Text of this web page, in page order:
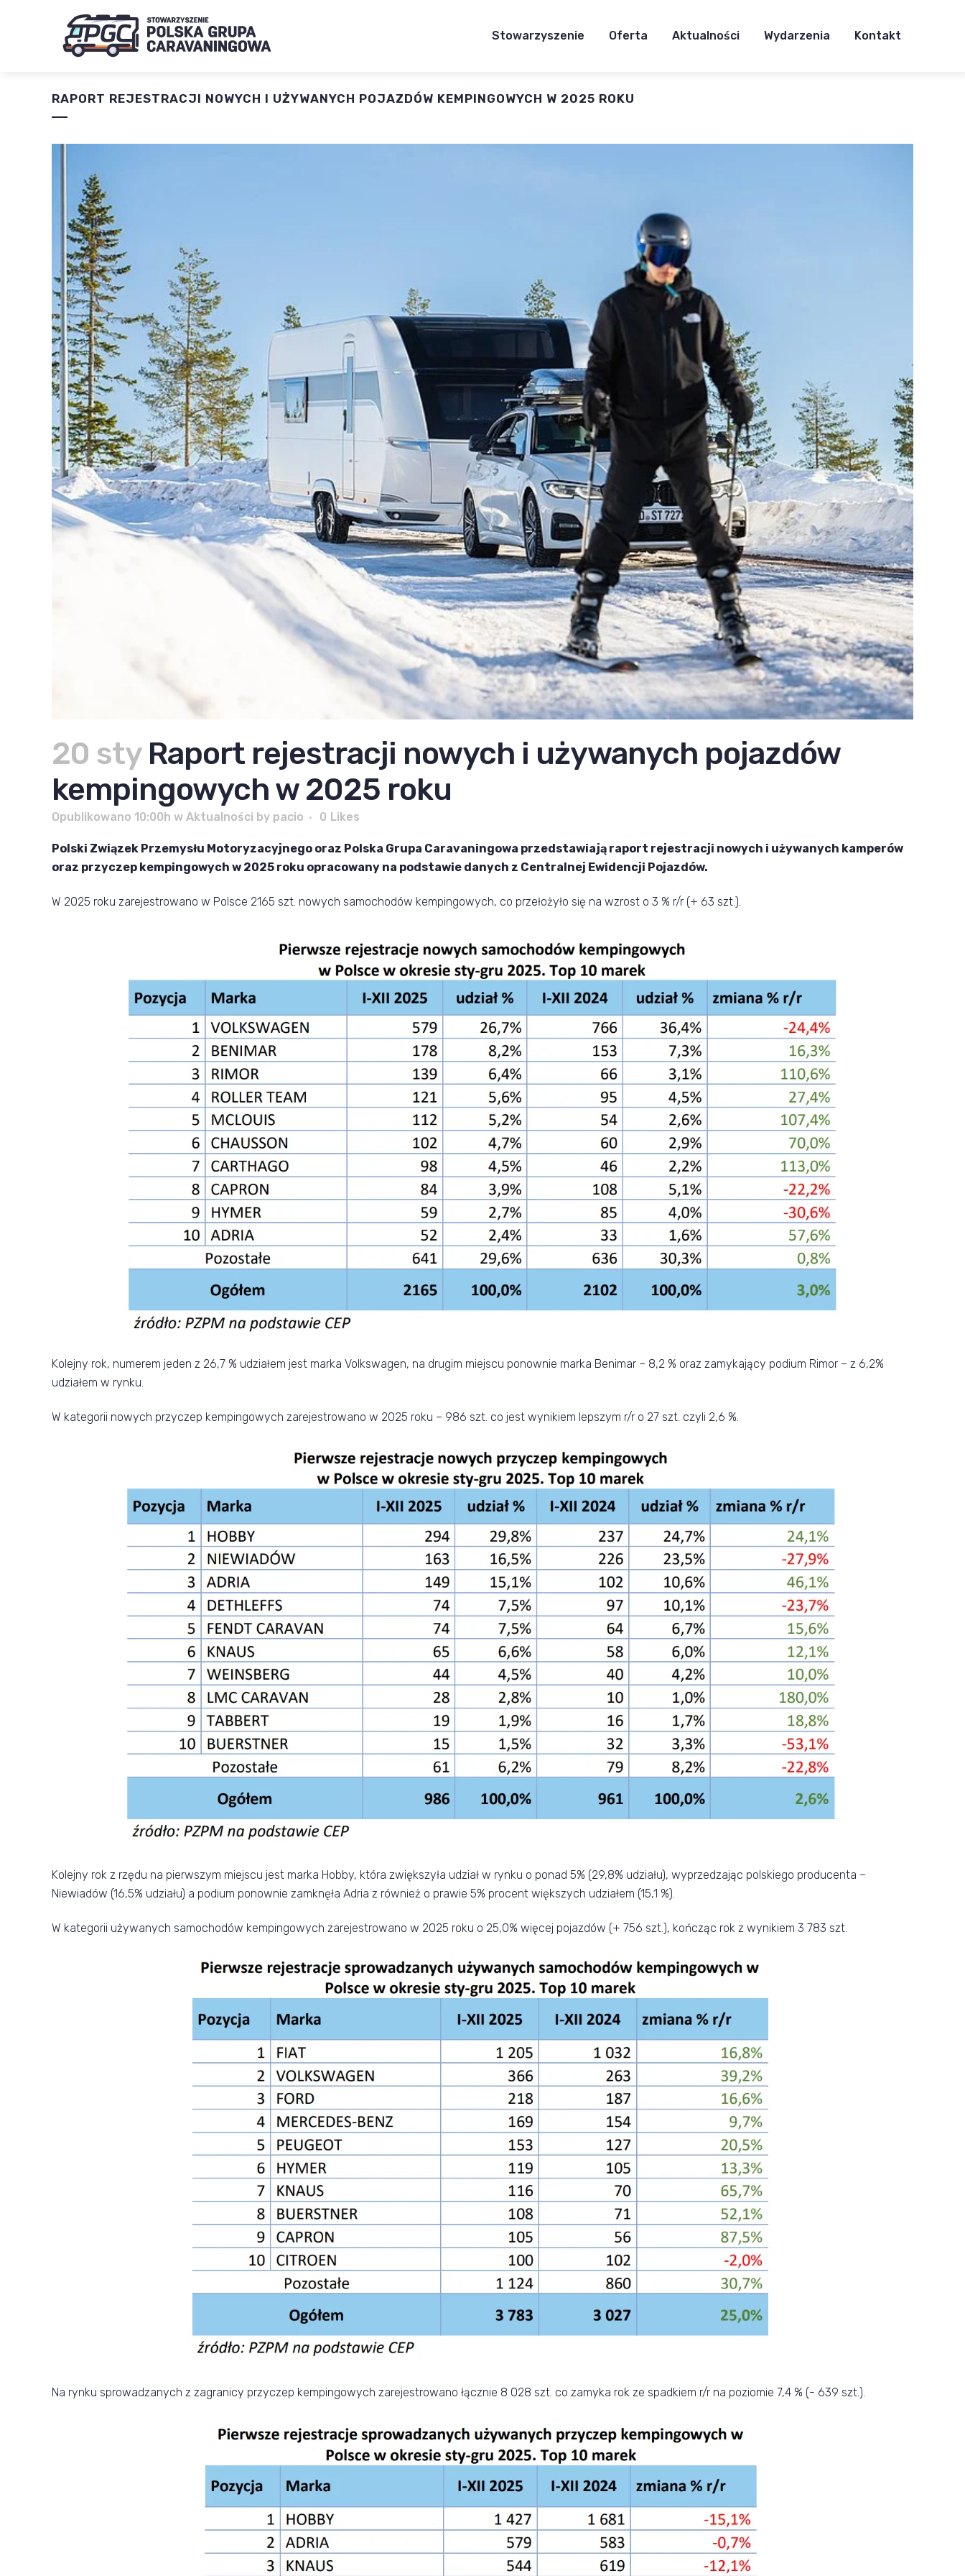
Stowarzyszenie Oferta Aktualności Wydarzenia Kontakt
RAPORT REJESTRACJI NOWYCH I UŻYWANYCH POJAZDÓW KEMPINGOWYCH W 2025 ROKU
20 styRaport rejestracji nowych i używanych pojazdów
kempingowych w 2025 roku
Opublikowano 10:00h w Aktualności by pacio 0 Likes
Polski Związek Przemysłu Motoryzacyjnego oraz Polska Grupa Caravaningowa przedstawiają raport rejestracji nowych i używanych kamperów
oraz przyczep kempingowych w 2025 roku opracowany na podstawie danych z Centralnej Ewidencji Pojazdów.
W 2025 roku zarejestrowano w Polsce 2165 szt. nowych samochodów kempingowych, co przełożyło się na wzrost o 3 % r/r (+ 63 szt.).
Kolejny rok, numerem jeden z 26,7 % udziałem jest marka Volkswagen, na drugim miejscu ponownie marka Benimar – 8,2 % oraz zamykający podium Rimor – z 6,2%
udziałem w rynku.
W kategorii nowych przyczep kempingowych zarejestrowano w 2025 roku – 986 szt. co jest wynikiem lepszym r/r o 27 szt. czyli 2,6 %.
Kolejny rok z rzędu na pierwszym miejscu jest marka Hobby, która zwiększyła udział w rynku o ponad 5% (29,8% udziału), wyprzedzając polskiego producenta –
Niewiadów (16,5% udziału) a podium ponownie zamknęła Adria z również o prawie 5% procent większych udziałem (15,1 %).
W kategorii używanych samochodów kempingowych zarejestrowano w 2025 roku o 25,0% więcej pojazdów (+ 756 szt.), kończąc rok z wynikiem 3 783 szt.
Na rynku sprowadzanych z zagranicy przyczep kempingowych zarejestrowano łącznie 8 028 szt. co zamyka rok ze spadkiem r/r na poziomie 7,4 % (- 639 szt.).